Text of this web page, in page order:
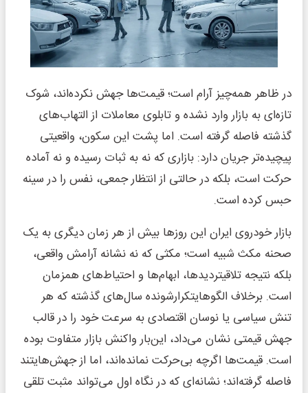
در ظاهر همه‌چیز آرام است؛ قیمت‌ها جهش نکرده‌اند، شوک
تازه‌ای به بازار وارد نشده و تابلوی معاملات از التهاب‌های
گذشته فاصله گرفته است. اما پشت این سکون، واقعیتی
پیچیده‌تر جریان دارد: بازاری که نه به ثبات رسیده و نه آماده
حرکت است، بلکه در حالتی از انتظار جمعی، نفس را در سینه
حبس کرده است.
بازار خودروی ایران این روزها بیش از هر زمان دیگری به یک
صحنه مکث شبیه است؛ مکثی که نه نشانه آرامش واقعی،
بلکه نتیجه تلاقیتردیدها، ابهام‌ها و احتیاط‌های همزمان
است. برخلاف الگوهایتکرارشونده سال‌های گذشته که هر
تنش سیاسی یا نوسان اقتصادی به سرعت خود را در قالب
جهش قیمتی نشان می‌داد، این‌بار واکنش بازار متفاوت بوده
است. قیمت‌ها اگرچه بی‌حرکت نمانده‌اند، اما از جهش‌هایتند
فاصله گرفته‌اند؛ نشانه‌ای که در نگاه اول می‌تواند مثبت تلقی